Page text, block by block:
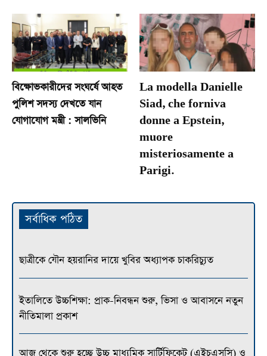
বিক্ষোভকারীদের সংঘর্ষে আহত
পুলিশ সদস্য দেখতে যান
যোগাযোগ মন্ত্রী : সালভিনি
La modella Danielle
Siad, che forniva
donne a Epstein,
muore
misteriosamente a
Parigi.
সর্বাধিক পঠিত
ছাত্রীকে যৌন হয়রানির দায়ে খুবির অধ্যাপক চাকরিচ্যুত
ইতালিতে উচ্চশিক্ষা: প্রাক-নিবন্ধন শুরু, ভিসা ও আবাসনে নতুন
নীতিমালা প্রকাশ